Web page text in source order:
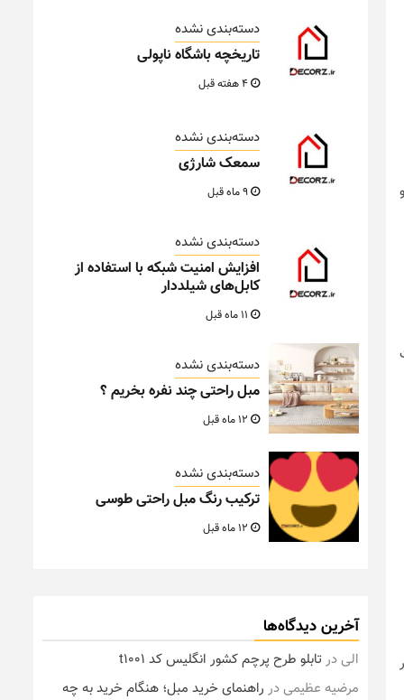
دسته‌بندی نشده
تاریخچه باشگاه ناپولی
دسته‌بندی نشده
سمعک شارژی
دسته‌بندی نشده
افزایش امنیت شبکه با استفاده از
کابل‌های شیلددار
دسته‌بندی نشده
مبل راحتی چند نفره بخریم ؟
دسته‌بندی نشده
ترکیب رنگ مبل راحتی طوسی
آخرین دیدگاه‌ها
الیدرتابلو طرح پرچم کشور انگلیس کد t1001
مرضیه عظیمیدر راهنمای خرید مبل؛ هنگام خرید به چه